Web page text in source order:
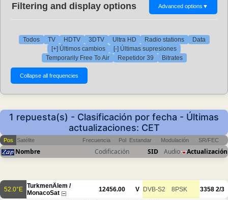
Filtering and display options Advanced options ▼
Todos TV HDTV 3DTV Ultra HD Radio stations
Data
[+] Últimos cambios
[-] Últimas supresiones
Temporarily Free To Air
Repetidor 39 Bitrates
1 repuesta(s) - Clasificación por fecha - Últimas
actualizaciones: CET
Pos Satélite Frecuencia Pol Estandar Modulación SR/FEC
Nombre Codificación SID Audio Actualización
52.0°E
TurkmenÄlem /
MonacoSat
12456.00 V DVB-S2 8PSK 3358 2/3